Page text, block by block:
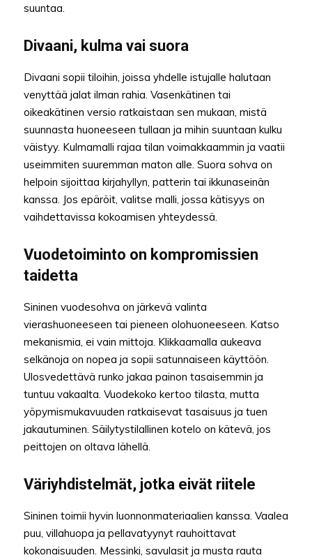
suuntaa.
Divaani, kulma vai suora
Divaani sopii tiloihin, joissa yhdelle istujalle halutaan
venyttää jalat ilman rahia. Vasenkätinen tai
oikeakätinen versio ratkaistaan sen mukaan, mistä
suunnasta huoneeseen tullaan ja mihin suuntaan kulku
väistyy. Kulmamalli rajaa tilan voimakkaammin ja vaatii
useimmiten suuremman maton alle. Suora sohva on
helpoin sijoittaa kirjahyllyn, patterin tai ikkunaseinän
kanssa. Jos epäröit, valitse malli, jossa kätisyys on
vaihdettavissa kokoamisen yhteydessä.
Vuodetoiminto on kompromissien
taidetta
Sininen vuodesohva on järkevä valinta
vierashuoneeseen tai pieneen olohuoneeseen. Katso
mekanismia, ei vain mittoja. Klikkaamalla aukeava
selkänoja on nopea ja sopii satunnaiseen käyttöön.
Ulosvedettävä runko jakaa painon tasaisemmin ja
tuntuu vakaalta. Vuodekoko kertoo tilasta, mutta
yöpymismukavuuden ratkaisevat tasaisuus ja tuen
jakautuminen. Säilytystilallinen kotelo on kätevä, jos
peittojen on oltava lähellä.
Väriyhdistelmät, jotka eivät riitele
Sininen toimii hyvin luonnonmateriaalien kanssa. Vaalea
puu, villahuopa ja pellavatyynyt rauhoittavat
kokonaisuuden. Messinki, savulasit ja musta rauta